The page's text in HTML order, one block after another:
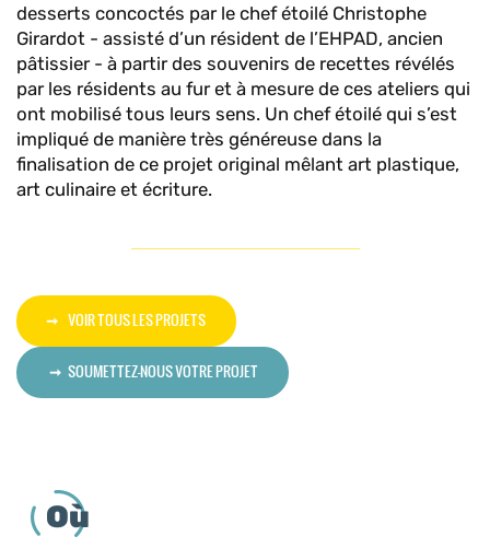
desserts concoctés par le chef étoilé Christophe
Girardot - assisté d’un résident de l’EHPAD, ancien
pâtissier - à partir des souvenirs de recettes révélés
par les résidents au fur et à mesure de ces ateliers qui
ont mobilisé tous leurs sens. Un chef étoilé qui s’est
impliqué de manière très généreuse dans la
finalisation de ce projet original mêlant art plastique,
art culinaire et écriture.
VOIR TOUS LES PROJETS
SOUMETTEZ-NOUS VOTRE PROJET
Où